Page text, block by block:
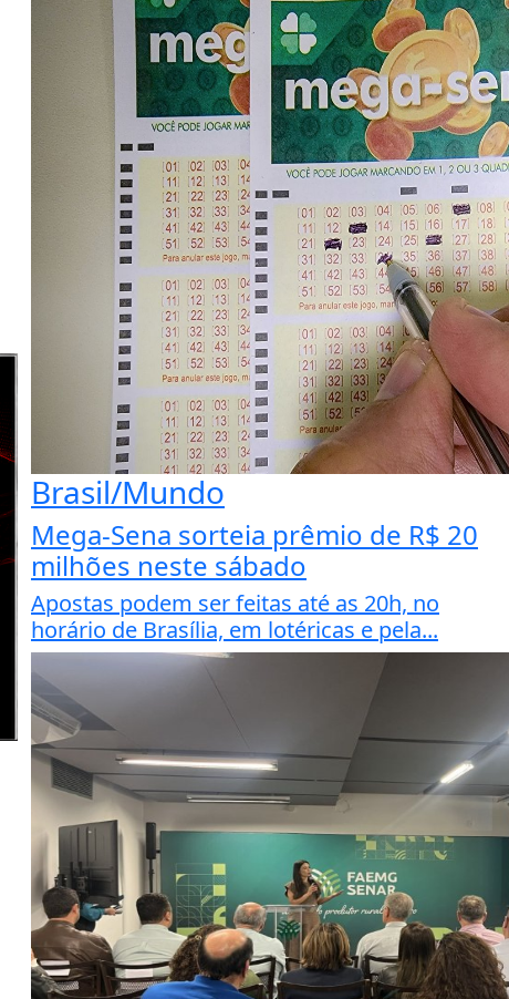
Brasil/Mundo
Mega-Sena sorteia prêmio de R$ 20
milhões neste sábado
Apostas podem ser feitas até as 20h, no
horário de Brasília, em lotéricas e pela...